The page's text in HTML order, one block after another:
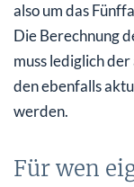
also um das
Die Berechnung
muss lediglich
den ebenfalls
werden.
Für wen